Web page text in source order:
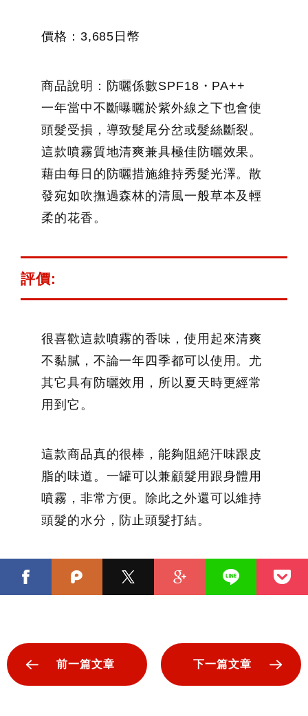
價格：3,685日幣
商品說明：防曬係數SPF18・PA++
一年當中不斷曝曬於紫外線之下也會使
頭髮受損，導致髮尾分岔或髮絲斷裂。
這款噴霧質地清爽兼具極佳防曬效果。
藉由每日的防曬措施維持秀髮光澤。散
發宛如吹撫過森林的清風一般草本及輕
柔的花香。
評價:
很喜歡這款噴霧的香味，使用起來清爽
不黏膩，不論一年四季都可以使用。尤
其它具有防曬效用，所以夏天時更經常
用到它。
這款商品真的很棒，能夠阻絕汗味跟皮
脂的味道。一罐可以兼顧髮用跟身體用
噴霧，非常方便。除此之外還可以維持
頭髮的水分，防止頭髮打結。
前一篇文章 下一篇文章